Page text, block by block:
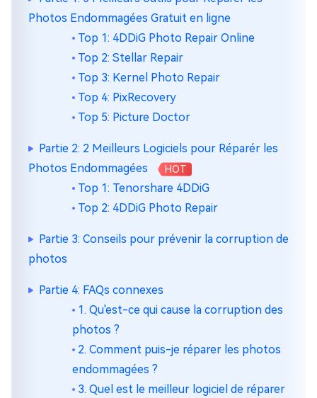
Photos Endommagées Gratuit en ligne
Top 1: 4DDiG Photo Repair Online
Top 2: Stellar Repair
Top 3: Kernel Photo Repair
Top 4: PixRecovery
Top 5: Picture Doctor
Partie 2: 2 Meilleurs Logiciels pour Réparér les
Photos Endommagées
HOT
Top 1: Tenorshare 4DDiG
Top 2: 4DDiG Photo Repair
Partie 3: Conseils pour prévenir la corruption de
photos
Partie 4: FAQs connexes
1. Qu'est-ce qui cause la corruption des
photos ?
2. Comment puis-je réparer les photos
endommagées ?
3. Quel est le meilleur logiciel de réparer